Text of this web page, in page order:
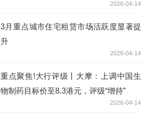
2026-04-14
3月重点城市住宅租赁市场活跃度显著提
升
2026-04-14
重点聚焦!大行评级丨大摩：上调中国生
物制药目标价至8.3港元，评级“增持”
2026-04-14